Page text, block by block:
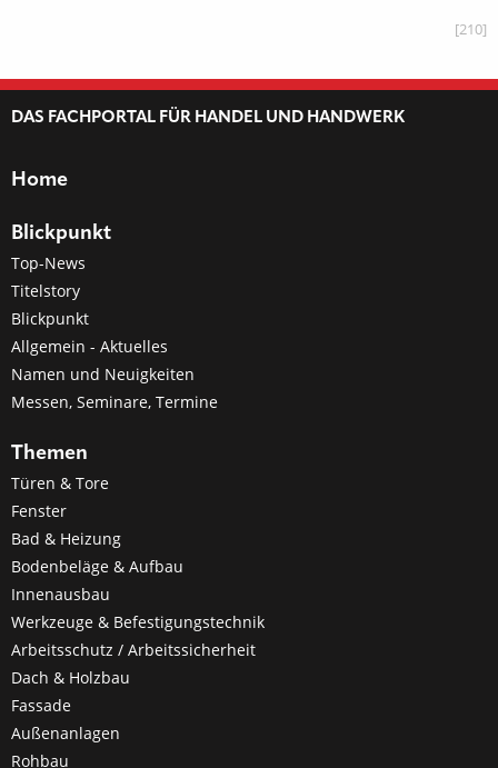
[210]
DAS FACHPORTAL FÜR HANDEL UND HANDWERK
Home
Blickpunkt
Top-News
Titelstory
Blickpunkt
Allgemein - Aktuelles
Namen und Neuigkeiten
Messen, Seminare, Termine
Themen
Türen & Tore
Fenster
Bad & Heizung
Bodenbeläge & Aufbau
Innenausbau
Werkzeuge & Befestigungstechnik
Arbeitsschutz / Arbeitssicherheit
Dach & Holzbau
Fassade
Außenanlagen
Rohbau